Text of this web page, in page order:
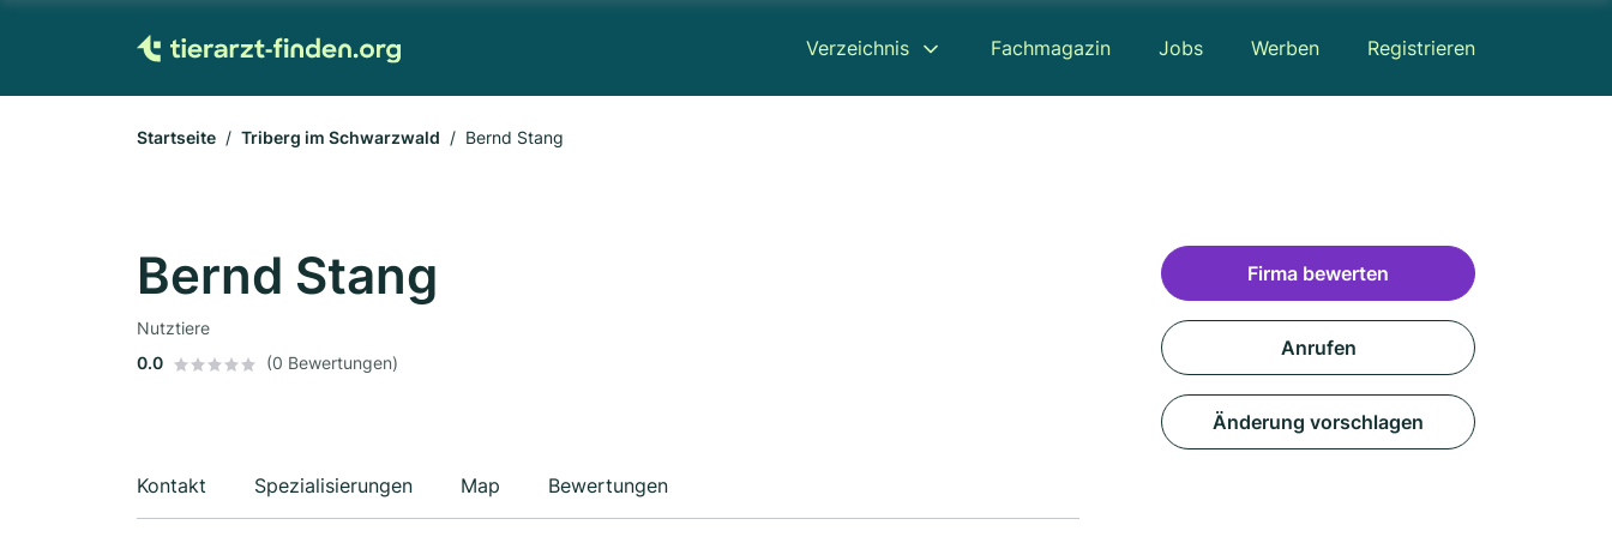
Verzeichnis Fachmagazin Jobs Werben Registrieren
Startseite Triberg im Schwarzwald Bernd Stang
Bernd Stang
Nutztiere
0.0
(0 Bewertungen)
Kontakt Spezialisierungen Map Bewertungen
Firma bewerten
Anrufen
Änderung vorschlagen